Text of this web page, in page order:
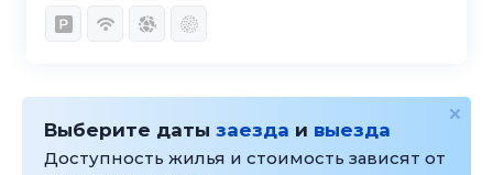
Выберите даты заезда и выезда
Доступность жилья и стоимость зависят от